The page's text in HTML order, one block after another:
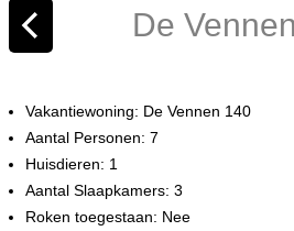
De
Vakantiewoning: De Vennen 140
Aantal Personen: 7
Huisdieren: 1
Aantal Slaapkamers: 3
Roken toegestaan: Nee